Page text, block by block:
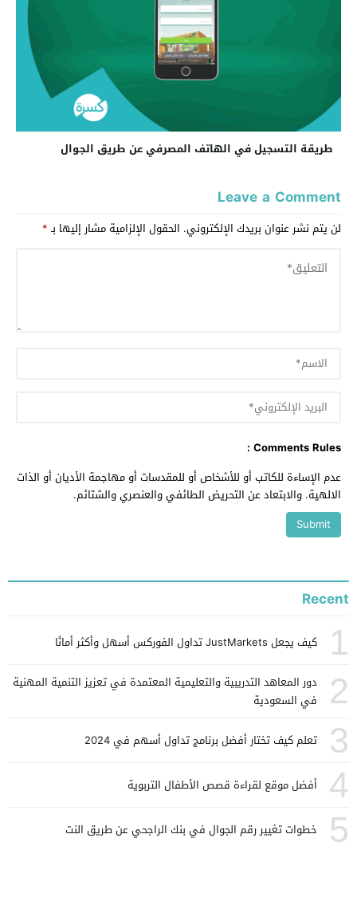
طريقة التسجيل في الهاتف المصرفي عن طريق الجوال
Leave a Comment
لن يتم نشر عنوان بريدك الإلكتروني. الحقول الإلزامية مشار إليها بـ*
Comments Rules :
عدم الإساءة للكاتب أو للأشخاص أو للمقدسات أو مهاجمة الأديان أو الذات
الالهية. والابتعاد عن التحريض الطائفي والعنصري والشتائم.
Recent
1 كيف يجعل JustMarkets تداول الفوركس أسهل وأكثر أمانًا
2
دور المعاهد التدريبية والتعليمية المعتمدة في تعزيز التنمية المهنية
في السعودية
3 تعلم كيف تختار أفضل برنامج تداول أسهم في 2024
4 أفضل موقع لقراءة قصص الأطفال التربوية
5 خطوات تغيير رقم الجوال في بنك الراجحي عن طريق النت